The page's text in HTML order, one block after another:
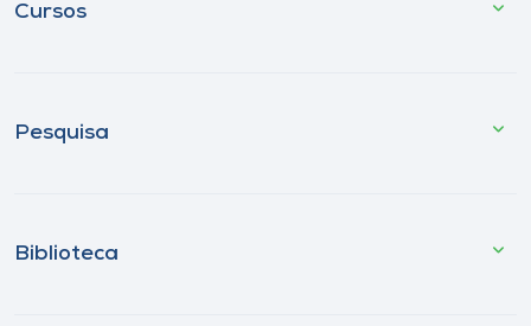
Cursos
Pesquisa
Biblioteca